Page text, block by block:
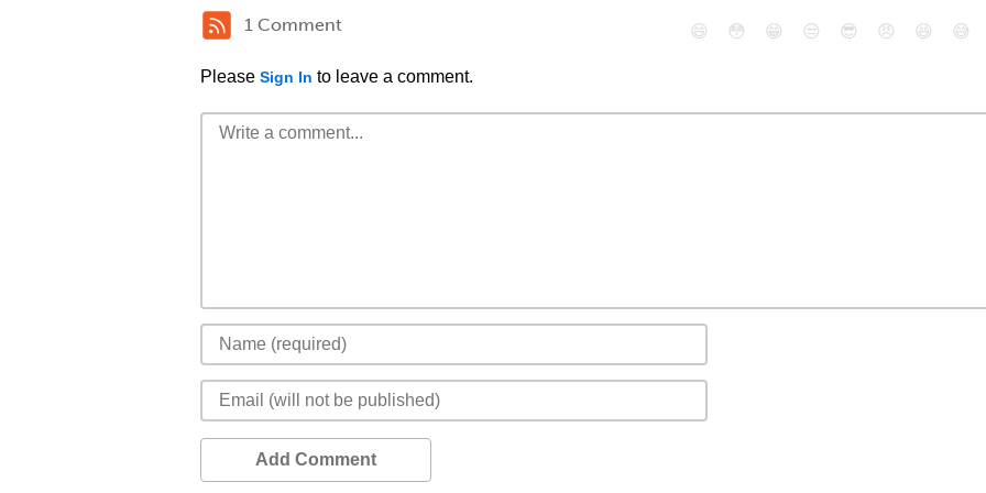
1 Comment
Please Sign In to leave a comment.
😄 😳 😁 😒 😎 😠 😆 😅
Add Comment